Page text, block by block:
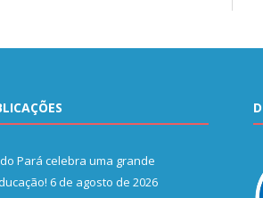
Pará celebra uma grande
6 de agosto de 2026